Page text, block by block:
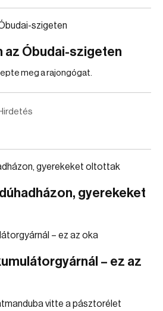
az Óbudai-szigeten
meg a rajongógat.
gyerekeket
– ez az